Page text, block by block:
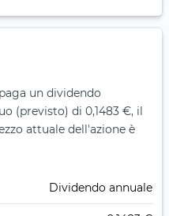
un dividendo
(previsto) di 0,1483 €, il
attuale dell'azione è
Dividendo annuale